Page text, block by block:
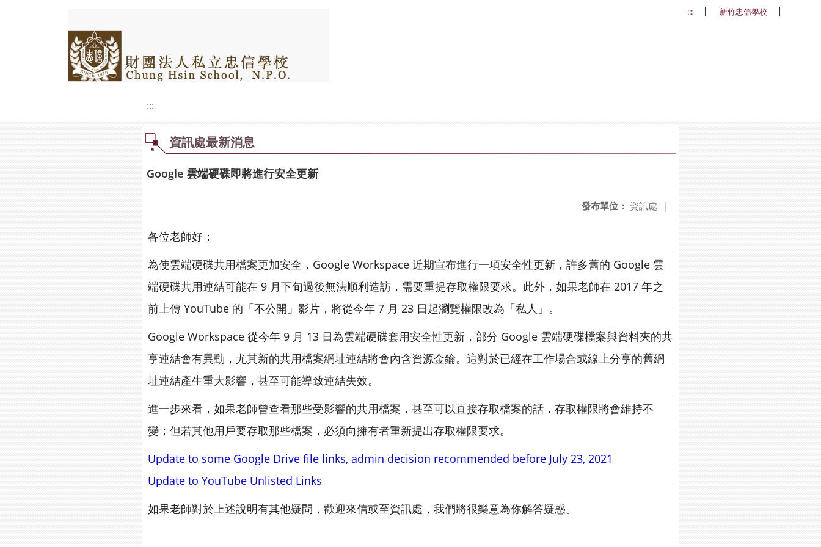
::: 新竹忠信學校
:::
資訊處最新消息
Google 雲端硬碟即將進行安全更新
發布單位： 資訊處 |
各位老師好：
為使雲端硬碟共用檔案更加安全，Google Workspace 近期宣布進行一項安全性更新，許多舊的 Google 雲
端硬碟共用連結可能在 9 月下旬過後無法順利造訪，需要重提存取權限要求。此外，如果老師在 2017 年之
前上傳 YouTube 的「不公開」影片，將從今年 7 月 23 日起瀏覽權限改為「私人」。
Google Workspace 從今年 9 月 13 日為雲端硬碟套用安全性更新，部分 Google 雲端硬碟檔案與資料夾的共
享連結會有異動，尤其新的共用檔案網址連結將會內含資源金鑰。這對於已經在工作場合或線上分享的舊網
址連結產生重大影響，甚至可能導致連結失效。
進一步來看，如果老師曾查看那些受影響的共用檔案，甚至可以直接存取檔案的話，存取權限將會維持不
變；但若其他用戶要存取那些檔案，必須向擁有者重新提出存取權限要求。
Update to some Google Drive file links, admin decision recommended before July 23, 2021
Update to YouTube Unlisted Links
如果老師對於上述說明有其他疑問，歡迎來信或至資訊處，我們將很樂意為你解答疑惑。